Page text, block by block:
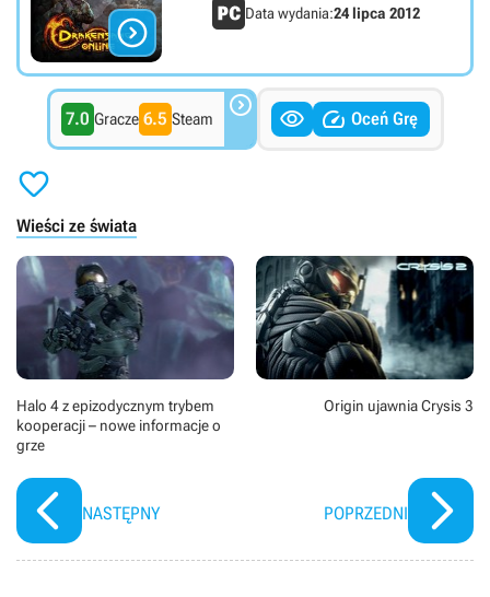
 Data wydania:24 lipca 2012
7.0 Gracze 6.5 Steam    Oceń Grę

Wieści ze świata
Halo 4 z epizodycznym trybem
kooperacji – nowe informacje o
grze
NASTĘPNY
Origin ujawnia Crysis 3
POPRZEDNI